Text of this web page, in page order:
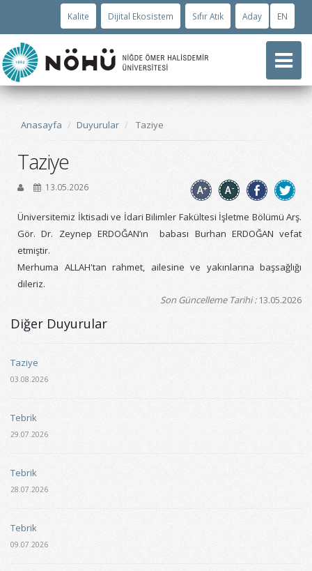
Kalite Dijital Ekosistem Sıfır Atık Aday EN
Anasayfa Duyurular Taziye
Taziye
13.05.2026
Üniversitemiz İktisadi ve İdari Bilimler Fakültesi İşletme Bölümü Arş.
Gör. Dr. Zeynep ERDOĞAN’ın babası Burhan ERDOĞAN vefat
etmiştir.
Merhuma ALLAH'tan rahmet, ailesine ve yakınlarına başsağlığı
dileriz.
Son Güncelleme Tarihi :13.05.2026
Diğer Duyurular
Taziye
03.08.2026
Tebrik
29.07.2026
Tebrik
28.07.2026
Tebrik
09.07.2026